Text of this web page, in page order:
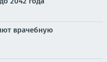
врачебную